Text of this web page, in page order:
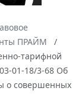
ПРАЙМ
тарифной
01-18/3-68 Об
о совершенных